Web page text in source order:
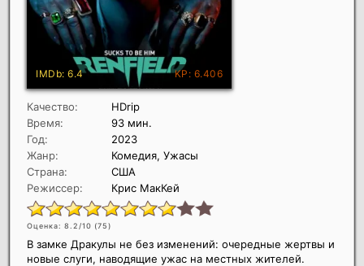
Качество:
HDrip
Время:
93 мин.
Год:
2023
Жанр:
Комедия, Ужасы
Страна:
США
Режиссер:
Крис МакКей
Оценка: 8.2/10 (75)
В замке Дракулы не без изменений: очередные жертвы и
новые слуги, наводящие ужас на местных жителей.